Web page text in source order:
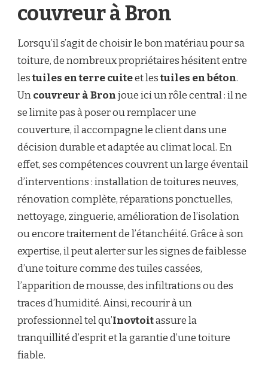
ET
TUILES
?
couvreur à Bron
Lorsqu’il s’agit de choisir le bon matériau pour sa
toiture, de nombreux propriétaires hésitent entre
lestuiles en terre cuiteet lestuiles en béton.
Uncouvreur à Bronjoue ici un rôle central : il ne
se limite pas à poser ou remplacer une
couverture, il accompagne le client dans une
décision durable et adaptée au climat local. En
effet, ses compétences couvrent un large éventail
d’interventions : installation de toitures neuves,
rénovation complète, réparations ponctuelles,
nettoyage, zinguerie, amélioration de l’isolation
ou encore traitement de l’étanchéité. Grâce à son
expertise, il peut alerter sur les signes de faiblesse
d’une toiture comme des tuiles cassées,
l’apparition de mousse, des infiltrations ou des
traces d’humidité. Ainsi, recourir à un
professionnel tel qu’Inovtoitassure la
tranquillité d’esprit et la garantie d’une toiture
fiable.